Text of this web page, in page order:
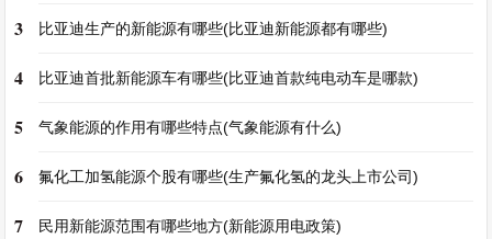
3 比亚迪生产的新能源有哪些(比亚迪新能源都有哪些)
4 比亚迪首批新能源车有哪些(比亚迪首款纯电动车是哪款)
5 气象能源的作用有哪些特点(气象能源有什么)
6 氟化工加氢能源个股有哪些(生产氟化氢的龙头上市公司)
7 民用新能源范围有哪些地方(新能源用电政策)